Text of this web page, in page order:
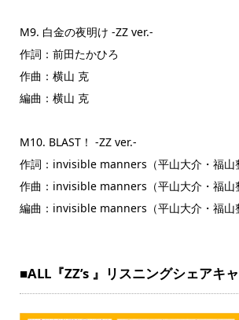
M9. 白金の夜明け -ZZ ver.-
作詞：前田たかひろ
作曲：横山 克
編曲：横山 克
M10. BLAST！ -ZZ ver.-
作詞：invisible manners（平山大介・福山
作曲：invisible manners（平山大介・福山
編曲：invisible manners（平山大介・福山
■ALL『ZZ’s 』リスニングシェアキ